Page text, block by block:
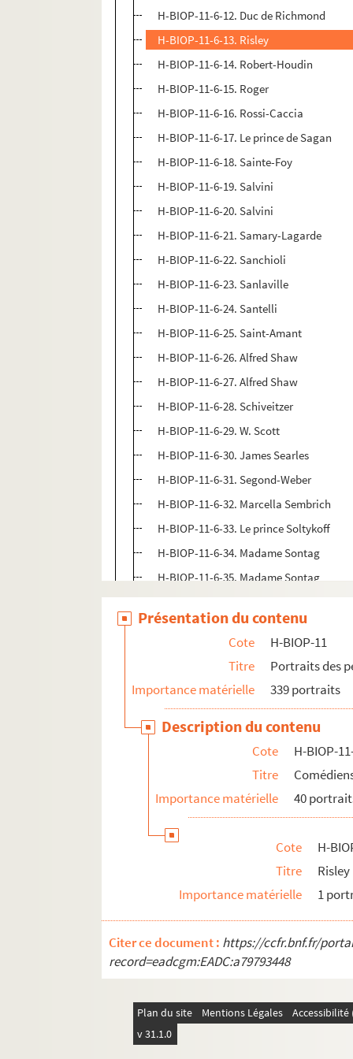
H-BIOP-11-6-12. Duc de Richmond
H-BIOP-11-6-13. Risley
H-BIOP-11-6-14. Robert-Houdin
H-BIOP-11-6-15. Roger
H-BIOP-11-6-16. Rossi-Caccia
H-BIOP-11-6-17. Le prince de Sagan
H-BIOP-11-6-18. Sainte-Foy
H-BIOP-11-6-19. Salvini
H-BIOP-11-6-20. Salvini
H-BIOP-11-6-21. Samary-Lagarde
H-BIOP-11-6-22. Sanchioli
H-BIOP-11-6-23. Sanlaville
H-BIOP-11-6-24. Santelli
H-BIOP-11-6-25. Saint-Amant
H-BIOP-11-6-26. Alfred Shaw
H-BIOP-11-6-27. Alfred Shaw
H-BIOP-11-6-28. Schiveitzer
H-BIOP-11-6-29. W. Scott
H-BIOP-11-6-30. James Searles
H-BIOP-11-6-31. Segond-Weber
H-BIOP-11-6-32. Marcella Sembrich
H-BIOP-11-6-33. Le prince Soltykoff
H-BIOP-11-6-34. Madame Sontag
H-BIOP-11-6-35. Madame Sontag
H-BIOP-11-6-36. Sophie Stehle
H-BIOP-11-6-37. Strickland
H-BIOP-11-6-38. Sweetmeat
H-BIOP-11-6-39. Surplice
H-BIOP-11-6-40. Surplice
H-BIOP-11-7. Comédiens et sportifs
H-BIOP-12. Portraits d'artistes : arts,
H-BIOP-13. Portraits de musiciens
H-BIOP-14. Portraits de scientifiques
Présentation du contenu
Cote
H-BIOP-11
Titre
Portraits des
Importance matérielle
339 portraits
Description du contenu
Cote
H-BIOP-
Titre
Importance matérielle
40
Cote
H-
Titre
Risley
Importance matérielle
1
Citer ce document : https://ccfr.bnf.fr/
record=eadcgm:EADC:a79793448
Plan du site Mentions Légales
v 31.1.0